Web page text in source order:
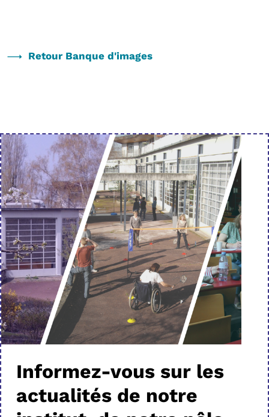
Retour Banque d'images
Informez-vous sur les
actualités de notre